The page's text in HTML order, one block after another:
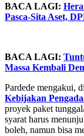
BACA LAGI:
Pasca-Sita Aset,
BACA LAGI:
Massa Kembali
Pardede mengakui,
Kebijakan
proyek paket
syarat harus
boleh, namun bisa